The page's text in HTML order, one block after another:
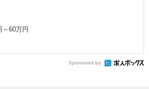
～60万円
Sponsored by